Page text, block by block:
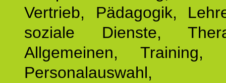
Vertrieb, Pädagogik,
soziale Dienste,
Allgemeinen, Training,
Personalauswahl,